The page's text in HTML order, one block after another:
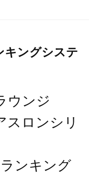
キングシステ
ウンジ
スロンシリ
ンキング